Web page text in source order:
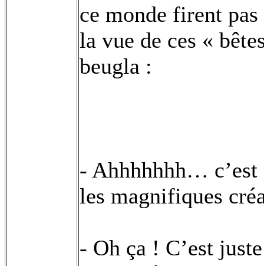
ce monde firent
la vue de ces «
beugla :
- Ahhhhhhh…
les magnifiques
- Oh ça ! C’est